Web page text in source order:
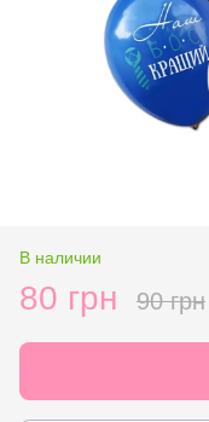
В наличии
80 грн 90 грн